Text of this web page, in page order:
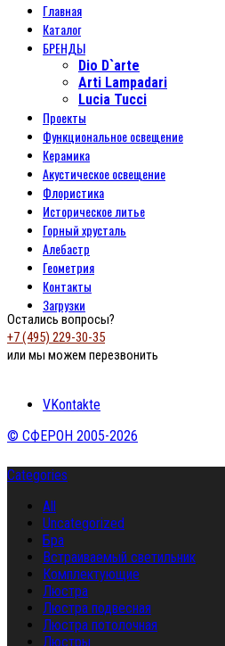
Главная
Каталог
БРЕНДЫ
Dio D`arte
Arti Lampadari
Lucia Tucci
Проекты
Функциональное освещение
Керамика
Акустическое освещение
Флористика
Историческое литье
Горный хрусталь
Алебастр
Геометрия
Контакты
Загрузки
Остались вопросы?
+7 (495) 229-30-35
или мы можем перезвонить
VKontakte
© СФЕРОН 2005-2026
Categories
All
Uncategorized
Бра
Встраиваемый светильник
Комплектующие
Люстра
Люстра подвесная
Люстра потолочная
Люстры